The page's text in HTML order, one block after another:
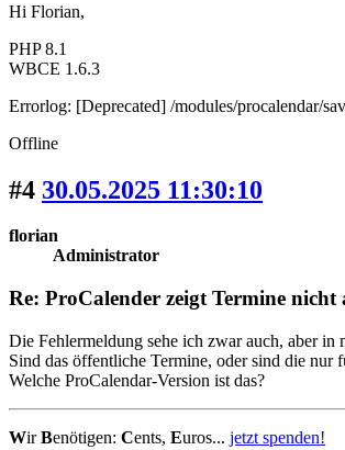
Hi Florian,
PHP 8.1
WBCE 1.6.3
Errorlog: [Deprecated] /modules/procalendar/
Offline
#4 30.05.2025 11:30:10
florian
Administrator
Re: ProCalender zeigt Termine nicht
Die Fehlermeldung sehe ich zwar auch, aber in
Sind das öffentliche Termine, oder sind die nur
Welche ProCalendar-Version ist das?
WirBenötigen: Cents, Euros... jetzt spenden!